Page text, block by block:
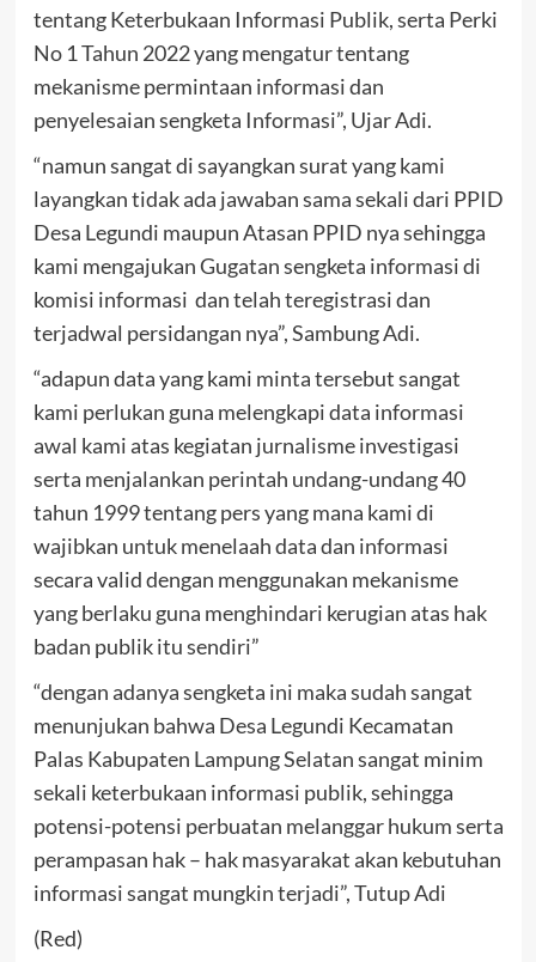
tentang Keterbukaan Informasi Publik, serta Perki
No 1 Tahun 2022 yang mengatur tentang
mekanisme permintaan informasi dan
penyelesaian sengketa Informasi”, Ujar Adi.
“namun sangat di sayangkan surat yang kami
layangkan tidak ada jawaban sama sekali dari PPID
Desa Legundi maupun Atasan PPID nya sehingga
kami mengajukan Gugatan sengketa informasi di
komisi informasi dan telah teregistrasi dan
terjadwal persidangan nya”, Sambung Adi.
“adapun data yang kami minta tersebut sangat
kami perlukan guna melengkapi data informasi
awal kami atas kegiatan jurnalisme investigasi
serta menjalankan perintah undang-undang 40
tahun 1999 tentang pers yang mana kami di
wajibkan untuk menelaah data dan informasi
secara valid dengan menggunakan mekanisme
yang berlaku guna menghindari kerugian atas hak
badan publik itu sendiri”
“dengan adanya sengketa ini maka sudah sangat
menunjukan bahwa Desa Legundi Kecamatan
Palas Kabupaten Lampung Selatan sangat minim
sekali keterbukaan informasi publik, sehingga
potensi-potensi perbuatan melanggar hukum serta
perampasan hak – hak masyarakat akan kebutuhan
informasi sangat mungkin terjadi”, Tutup Adi
(Red)